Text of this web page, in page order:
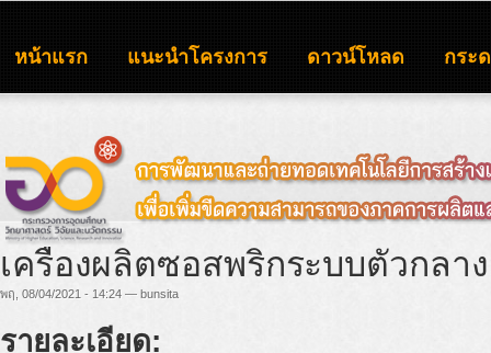
หน้าแรก แนะนำโครงการ ดาวน์โหลด กระ
เครื่องผลิตซอสพริกระบบตัวกลา
พฤ, 08/04/2021 - 14:24 — bunsita
รายละเอียด: